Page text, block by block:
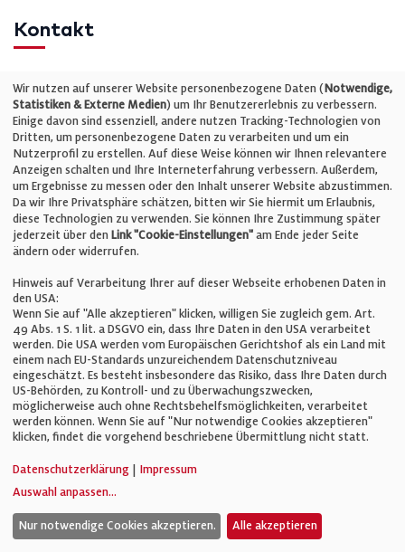
Kontakt
Telefon: +49 (0)711 2585563-0
E-Mail:info@bauelemente-bau.eu
Unternehmen
Impressum
Cookie-Einstellungen
AGB
© Verlag für Fachpublizistik GmbH
Wir nutzen auf unserer Website personenbezogene Daten (Notwendige,
Statistiken & Externe Medien) um Ihr Benutzererlebnis zu verbessern.
Einige davon sind essenziell, andere nutzen Tracking-Technologien von
Dritten, um personenbezogene Daten zu verarbeiten und um ein
Nutzerprofil zu erstellen. Auf diese Weise können wir Ihnen relevantere
Anzeigen schalten und Ihre Interneterfahrung verbessern. Außerdem,
um Ergebnisse zu messen oder den Inhalt unserer Website abzustimmen.
Da wir Ihre Privatsphäre schätzen, bitten wir Sie hiermit um Erlaubnis,
diese Technologien zu verwenden. Sie können Ihre Zustimmung später
jederzeit über den Link "Cookie-Einstellungen" am Ende jeder Seite
ändern oder widerrufen.
Hinweis auf Verarbeitung Ihrer auf dieser Webseite erhobenen Daten in
den USA:
Wenn Sie auf "Alle akzeptieren" klicken, willigen Sie zugleich gem. Art.
49 Abs. 1 S. 1 lit. a DSGVO ein, dass Ihre Daten in den USA verarbeitet
werden. Die USA werden vom Europäischen Gerichtshof als ein Land mit
einem nach EU-Standards unzureichendem Datenschutzniveau
eingeschätzt. Es besteht insbesondere das Risiko, dass Ihre Daten durch
US-Behörden, zu Kontroll- und zu Überwachungszwecken,
möglicherweise auch ohne Rechtsbehelfsmöglichkeiten, verarbeitet
werden können. Wenn Sie auf "Nur notwendige Cookies akzeptieren"
klicken, findet die vorgehend beschriebene Übermittlung nicht statt.
Datenschutzerklärung
Impressum
Auswahl anpassen...
Nur notwendige Cookies akzeptieren. Alle akzeptieren